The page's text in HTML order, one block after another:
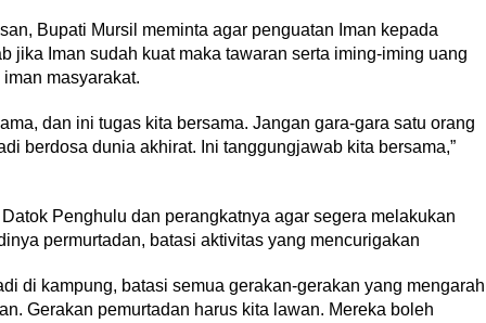
Bupati Mursil meminta agar penguatan Iman kepada
jika Iman sudah kuat maka tawaran serta iming-iming uang
masyarakat.
dan ini tugas kita bersama. Jangan gara-gara satu orang
berdosa dunia akhirat. Ini tanggungjawab kita bersama,”
Penghulu dan perangkatnya agar segera melakukan
permurtadan, batasi aktivitas yang mencurigakan
di kampung, batasi semua gerakan-gerakan yang mengarah
Gerakan pemurtadan harus kita lawan. Mereka boleh